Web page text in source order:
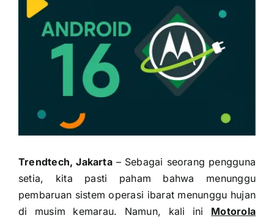
Trendtech, Jakarta– Sebagai seorang pengguna
setia, kita pasti paham bahwa menunggu
pembaruan sistem operasi ibarat menunggu hujan
di musim kemarau. Namun, kali ini Motorola